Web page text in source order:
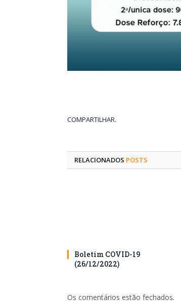
COMPARTILHAR.
RELACIONADOS POSTS
Boletim COVID-19
(26/12/2022)
Os comentários estão fechados.